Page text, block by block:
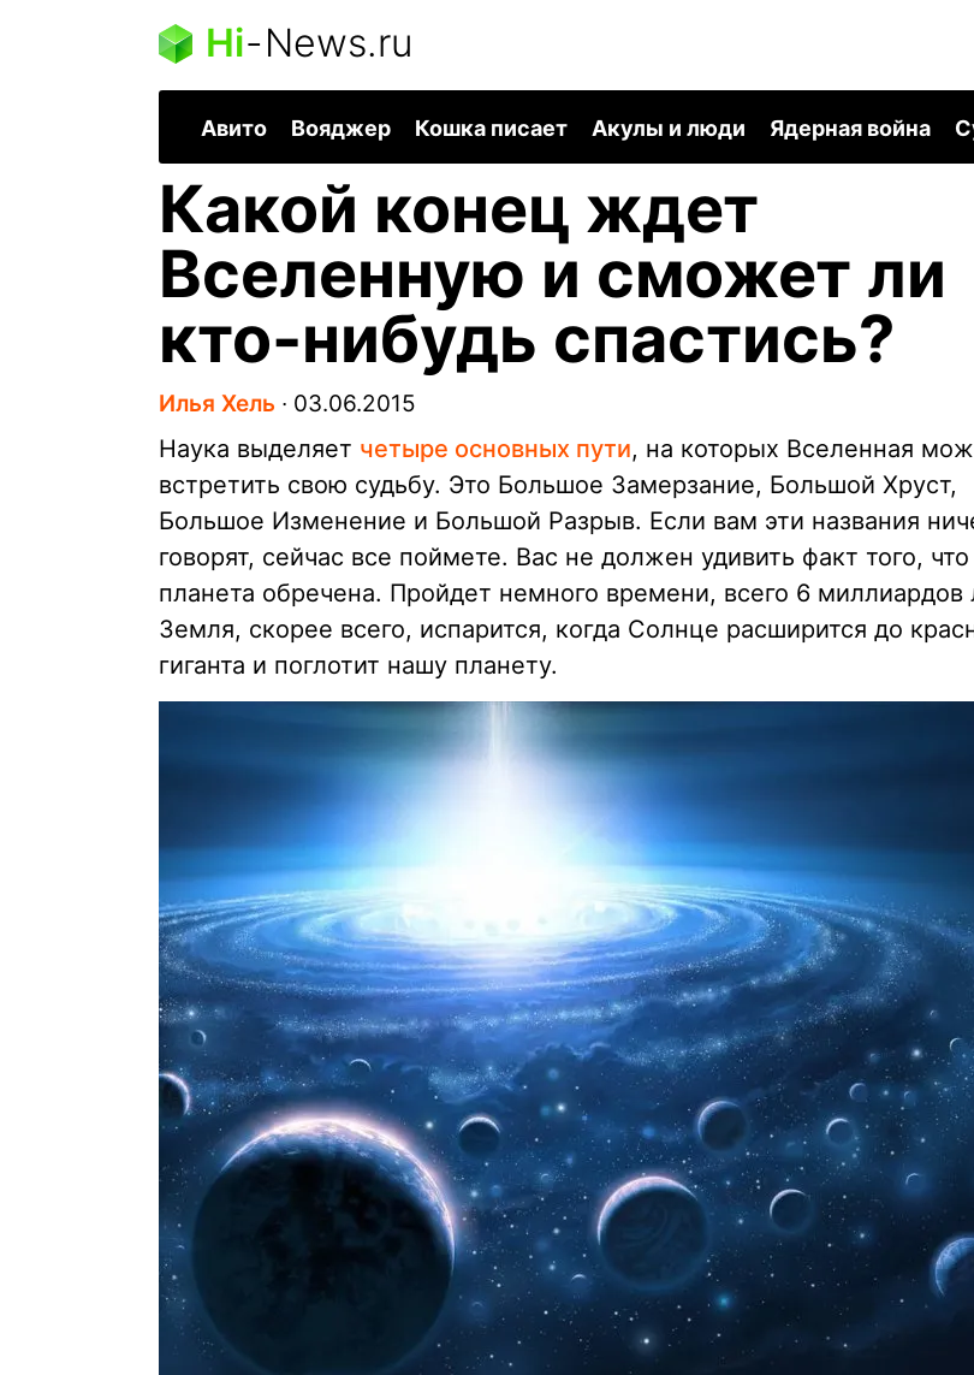
Hi-News.ru
Авито Вояджер Кошка писает Акулы и люди Ядерная война
Какой конец ждет
Вселенную и сможет ли
кто-нибудь спастись?
Илья Хель ∙ 03.06.2015
Наука выделяет четыре основных пути, на которых Вселенная
встретить свою судьбу. Это Большое Замерзание, Большой Хруст,
Большое Изменение и Большой Разрыв. Если вам эти названия
говорят, сейчас все поймете. Вас не должен удивить факт того,
планета обречена. Пройдет немного времени, всего 6 миллиардов
Земля, скорее всего, испарится, когда Солнце расширится до
гиганта и поглотит нашу планету.